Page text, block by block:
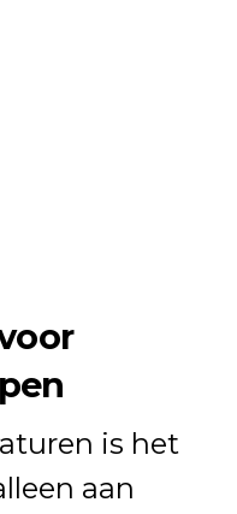
is het
aan